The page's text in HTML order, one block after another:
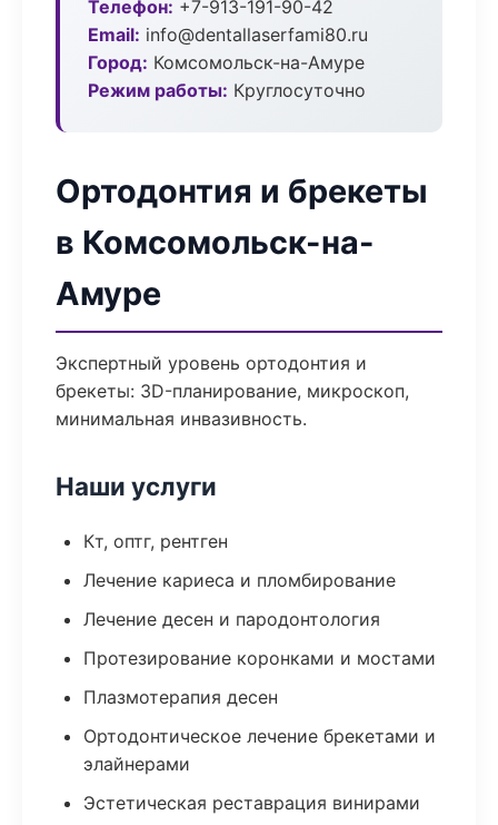
Телефон: +7-913-191-90-42
Email: info@dentallaserfami80.ru
Город: Комсомольск-на-Амуре
Режим работы: Круглосуточно
Ортодонтия и брекеты
в Комсомольск-на-
Амуре
Экспертный уровень ортодонтия и
брекеты: 3D-планирование, микроскоп,
минимальная инвазивность.
Наши услуги
Кт, оптг, рентген
Лечение кариеса и пломбирование
Лечение десен и пародонтология
Протезирование коронками и мостами
Плазмотерапия десен
Ортодонтическое лечение брекетами и
элайнерами
Эстетическая реставрация винирами